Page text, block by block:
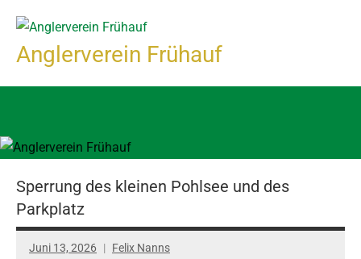
Inhalt
springen
Anglerverein Frühauf
Sperrung des kleinen Pohlsee und des
Parkplatz
Juni 13, 2026 Felix Nanns